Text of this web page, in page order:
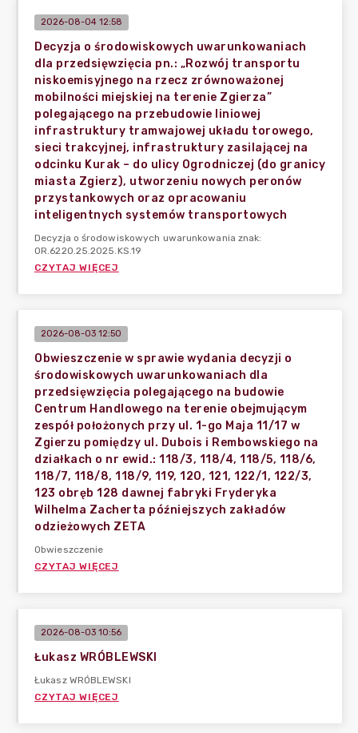
2026-08-04 12:58
Decyzja o środowiskowych uwarunkowaniach
dla przedsięwzięcia pn.: „Rozwój transportu
niskoemisyjnego na rzecz zrównoważonej
mobilności miejskiej na terenie Zgierza”
polegającego na przebudowie liniowej
infrastruktury tramwajowej układu torowego,
sieci trakcyjnej, infrastruktury zasilającej na
odcinku Kurak – do ulicy Ogrodniczej (do granicy
miasta Zgierz), utworzeniu nowych peronów
przystankowych oraz opracowaniu
inteligentnych systemów transportowych
Decyzja o środowiskowych uwarunkowania znak:
OR.6220.25.2025.KS.19
CZYTAJ WIĘCEJ
2026-08-03 12:50
Obwieszczenie w sprawie wydania decyzji o
środowiskowych uwarunkowaniach dla
przedsięwzięcia polegającego na budowie
Centrum Handlowego na terenie obejmującym
zespół położonych przy ul. 1-go Maja 11/17 w
Zgierzu pomiędzy ul. Dubois i Rembowskiego na
działkach o nr ewid.: 118/3, 118/4, 118/5, 118/6,
118/7, 118/8, 118/9, 119, 120, 121, 122/1, 122/3,
123 obręb 128 dawnej fabryki Fryderyka
Wilhelma Zacherta późniejszych zakładów
odzieżowych ZETA
Obwieszczenie
CZYTAJ WIĘCEJ
2026-08-03 10:56
Łukasz WRÓBLEWSKI
Łukasz WRÓBLEWSKI
CZYTAJ WIĘCEJ